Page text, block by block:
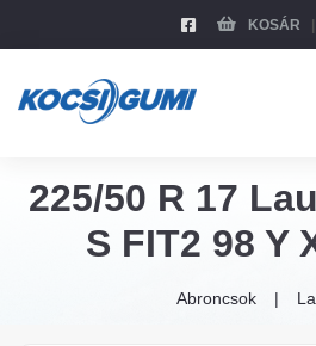
KOSÁR
225/50 R 17
S FIT2 98 Y
Abroncsok